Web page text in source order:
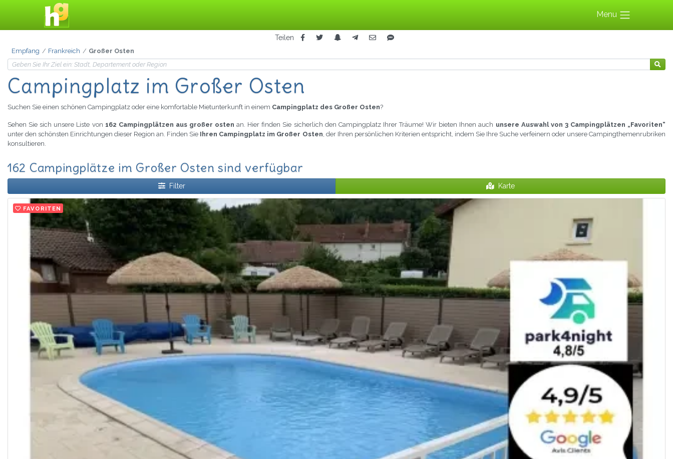
Menu
Teilen
Empfang Frankreich Großer Osten
Campingplatz im Großer Osten
Suchen Sie einen schönen Campingplatz oder eine komfortable Mietunterkunft in einem Campingplatz des Großer Osten?
Sehen Sie sich unsere Liste von 162 Campingplätzen aus großer osten an. Hier finden Sie sicherlich den Campingplatz Ihrer Träume! Wir bieten Ihnen auch unsere Auswahl von 3 Campingplätzen „Favoriten“
unter den schönsten Einrichtungen dieser Region an. Finden Sie Ihren Campingplatz im Großer Osten, der Ihren persönlichen Kriterien entspricht, indem Sie Ihre Suche verfeinern oder unsere Campingthemenrubriken
konsultieren.
162 Campingplätze im Großer Osten sind verfügbar
Filter Karte
FAVORITEN